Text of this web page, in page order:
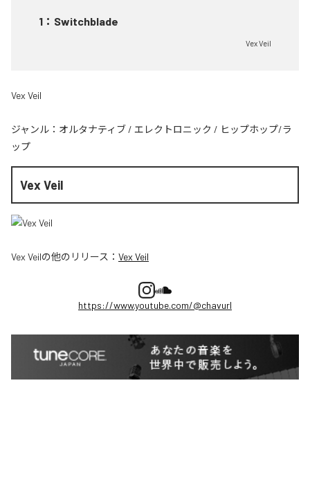
1 ： Switchblade
Vex Veil
Vex Veil
ジャンル： オルタナティブ / エレクトロニック / ヒップホップ/ラ
ップ
Vex Veil
Vex Veilの他のリリース： Vex Veil
https://www.youtube.com/@chavurl